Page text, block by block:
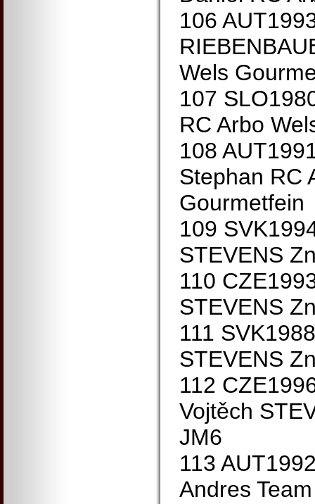
106
Wels
107
RC Arbo
108
Stephan RC
Gourmetfein
109
STEVENS
110
STEVENS
111
STEVENS
112
Vojtěch
JM6
113
Andres